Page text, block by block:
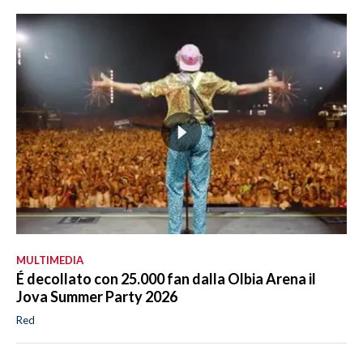
MULTIMEDIA
É decollato con 25.000 fan dalla Olbia Arena il
Jova Summer Party 2026
Red